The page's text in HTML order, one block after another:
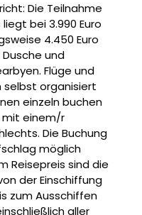
Die Teilnahme
bei 3.990 Euro
4.450 Euro
und
Flüge und
selbst organisiert
einzeln buchen
mit einem/r
Die Buchung
möglich
Reisepreis sind die
der Einschiffung
zum Ausschiffen
aller